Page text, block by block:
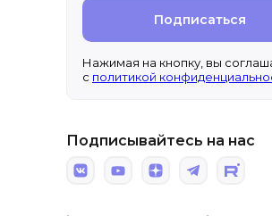
Подписывайтесь на нас
Подписаться
Нажимая на кнопку, вы
с политикой